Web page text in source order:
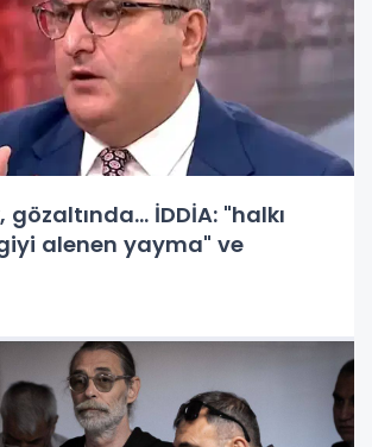
gözaltında… İDDİA: "halkı
alenen yayma" ve